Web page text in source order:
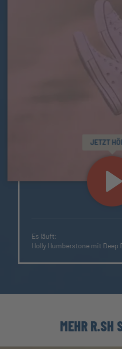
JETZT
Es läuft:
Holly Humberstone mit Deep
MEHR R.SH